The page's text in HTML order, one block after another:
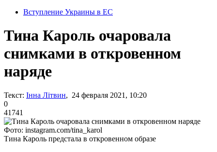
Вступление Украины в ЕС
Тина Кароль очаровала
снимками в откровенном
наряде
Текст: Інна Літвин, 24 февраля 2021, 10:20
0
41741
Фото: instagram.com/tina_karol
Тина Кароль предстала в откровенном образе